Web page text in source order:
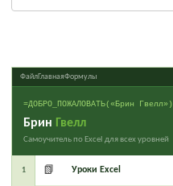
ФайлГлавнаяФормулы
=ДОБРО_ПОЖАЛОВАТЬ(«Брин Гвелл»)
Брин Гвелл
Самоучитель по Excel для всех уровней
1 📗 Уроки Excel